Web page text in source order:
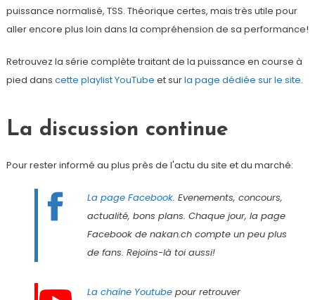
puissance normalisé, TSS. Théorique certes, mais très utile pour
aller encore plus loin dans la compréhension de sa performance!
Retrouvez la série complète traitant de la puissance en course à
pied dans cette playlist YouTube et surla page dédiée sur le site.
La discussion continue
Pour rester informé au plus près de l'actu du site et du marché:
La page Facebook. Evenements, concours,
actualité, bons plans. Chaque jour, la page
Facebook de nakan.ch compte un peu plus
de fans. Rejoins-là toi aussi!
La chaîne Youtubepour retrouver